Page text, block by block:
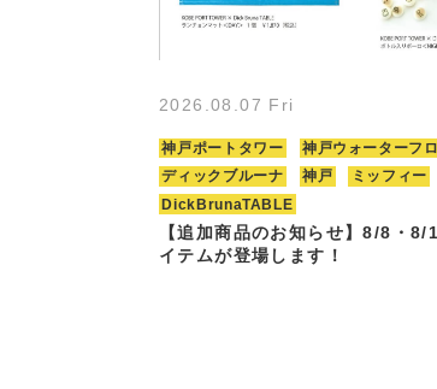
2026.08.07 Fri
神戸ポートタワー
神戸ウォーターフ
ディックブルーナ
神戸 ミッフィー
DickBrunaTABLE
【追加商品のお知らせ】8/8・8/
イテムが登場します！